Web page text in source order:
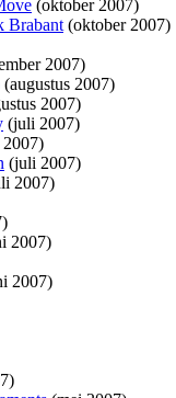
(oktober 2007)
Brabant(oktober 2007)
2007)
(augustus 2007)
2007)
(juli 2007)
(juli 2007)
2007)
2007)
2007)